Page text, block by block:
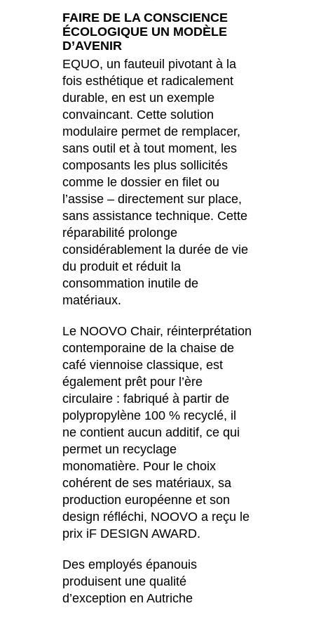
FAIRE DE LA CONSCIENCE
ÉCOLOGIQUE UN MODÈLE
D’AVENIR
EQUO, un fauteuil pivotant à la
fois esthétique et radicalement
durable, en est un exemple
convaincant. Cette solution
modulaire permet de remplacer,
sans outil et à tout moment, les
composants les plus sollicités
comme le dossier en filet ou
l’assise – directement sur place,
sans assistance technique. Cette
réparabilité prolonge
considérablement la durée de vie
du produit et réduit la
consommation inutile de
matériaux.
Le NOOVO Chair, réinterprétation
contemporaine de la chaise de
café viennoise classique, est
également prêt pour l’ère
circulaire : fabriqué à partir de
polypropylène 100 % recyclé, il
ne contient aucun additif, ce qui
permet un recyclage
monomatière. Pour le choix
cohérent de ses matériaux, sa
production européenne et son
design réfléchi, NOOVO a reçu le
prix iF DESIGN AWARD.
Des employés épanouis
produisent une qualité
d’exception en Autriche